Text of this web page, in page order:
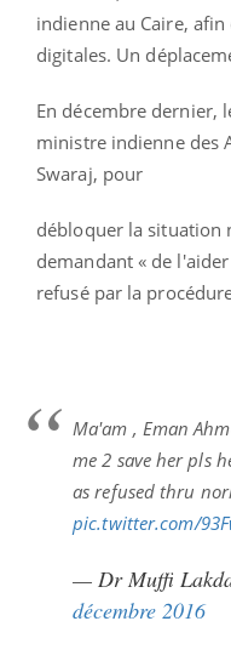
indienne au Caire,
digitales. Un
En décembre dernier,
ministre indienne des
Swaraj, pour
débloquer la situation
demandant « de
refusé par la
Ma'am , Eman
me 2 save her pls
as refused thru
pic.twitter.com/
— Dr Muffi
décembre 2016